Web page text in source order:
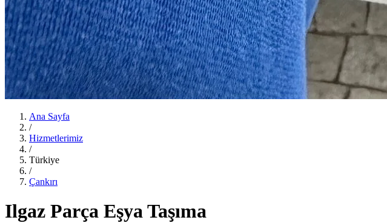
Ana Sayfa
/
Hizmetlerimiz
/
Türkiye
/
Çankırı
Ilgaz Parça Eşya Taşıma